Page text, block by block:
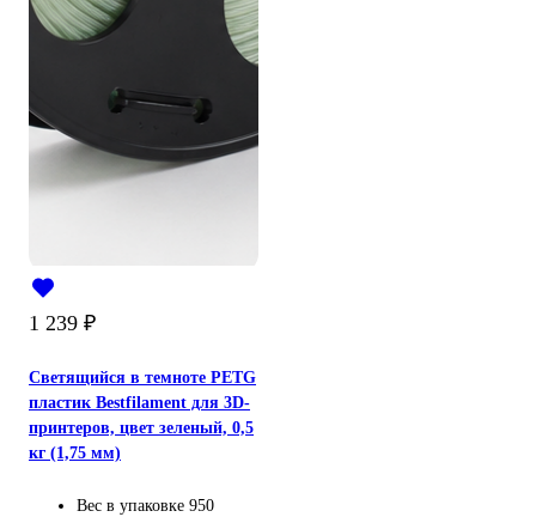
1 239 ₽
Светящийся в темноте PETG
пластик Bestfilament для 3D-
принтеров, цвет зеленый, 0,5
кг (1,75 мм)
Вес в упаковке 950